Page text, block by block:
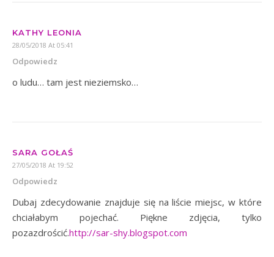
KATHY LEONIA
28/05/2018 At 05:41
Odpowiedz
o ludu… tam jest nieziemsko…
SARA GOŁAŚ
27/05/2018 At 19:52
Odpowiedz
Dubaj zdecydowanie znajduje się na liście miejsc, w które
chciałabym pojechać. Piękne zdjęcia, tylko
pozazdrościć.http://sar-shy.blogspot.com